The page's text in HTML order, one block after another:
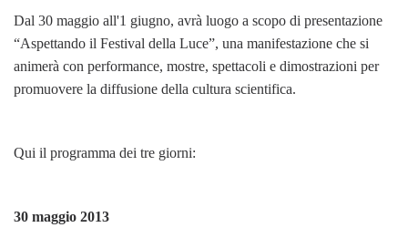
Dal 30 maggio all'1 giugno, avrà luogo a scopo di presentazione
“Aspettando il Festival della Luce”, una manifestazione che si
animerà con performance, mostre, spettacoli e dimostrazioni per
promuovere la diffusione della cultura scientifica.
Qui il programma dei tre giorni:
30 maggio 2013